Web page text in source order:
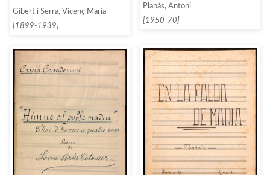
Gibert i Serra, Vicenç Maria
[1899-1939]
Planàs, Antoni
[1950-70]